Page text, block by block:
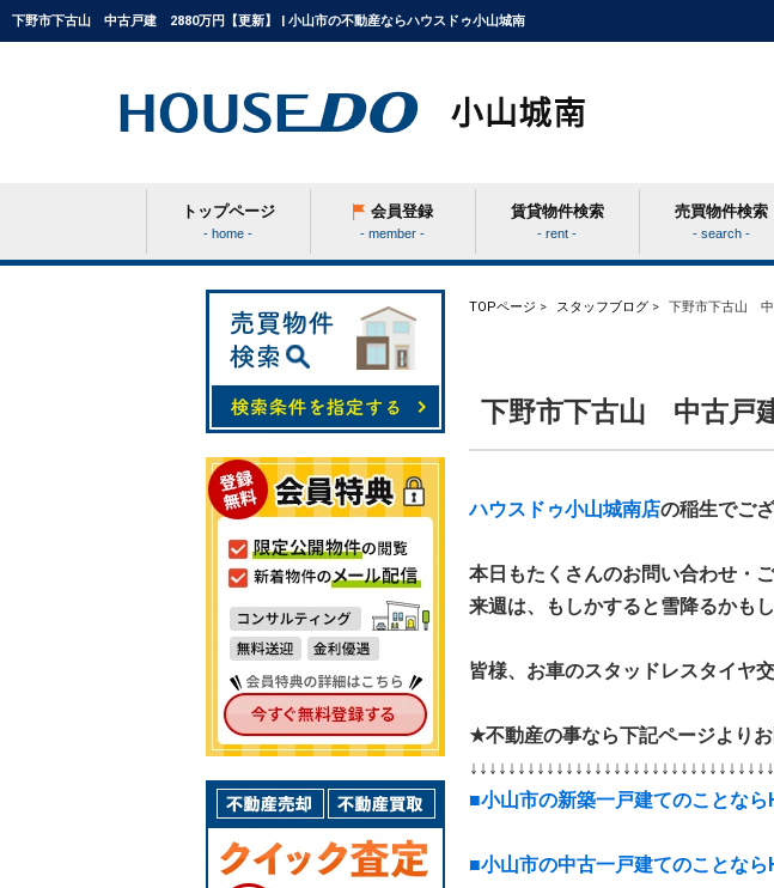
下野市下古山 中古戸建 2880万円【更新】 | 小山市の不動産ならハウスドゥ小山城南
トップページ
- home -
会員登録
- member -
賃貸物件検索
- rent -
売買物件検索
- search -
条件から探す
学区から探す
町名から探す
TOPページ > スタッフブログ > 下野市下古山
下野市下古山 中古戸
ハウスドゥ小山城南店の稲生でござ
本日もたくさんのお問い合わせ・
来週は、もしかすると雪降るかも
皆様、お車のスタッドレスタイヤ
★不動産の事なら下記ページより
■小山市の新築一戸建てのことな
■小山市の中古一戸建てのことな